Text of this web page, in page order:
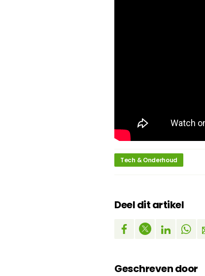
Tech & Onderhoud
Deel dit artikel
Geschreven door